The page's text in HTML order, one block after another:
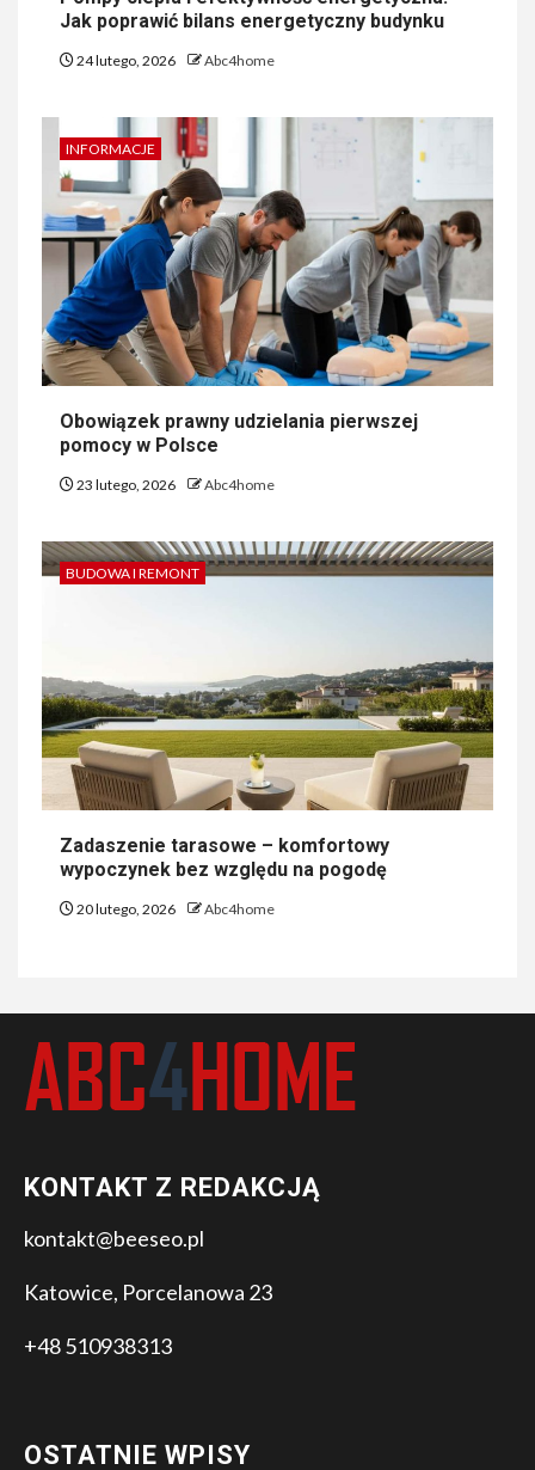
Jak poprawić bilans energetyczny budynku
24 lutego, 2026 Abc4home
INFORMACJE
Obowiązek prawny udzielania pierwszej
pomocy w Polsce
23 lutego, 2026 Abc4home
BUDOWA I REMONT
Zadaszenie tarasowe – komfortowy
wypoczynek bez względu na pogodę
20 lutego, 2026 Abc4home
KONTAKT Z REDAKCJĄ
kontakt@beeseo.pl
Katowice, Porcelanowa 23
+48 510938313
OSTATNIE WPISY